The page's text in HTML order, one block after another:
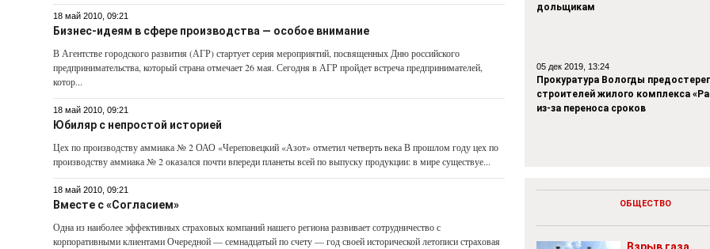
18 май 2010, 09:21
Бизнес-­идеям в сфере производства — особое внимание
В Агентстве городского развития (АГР) стартует серия мероприятий, посвященных Дню российского
предпринимательства, который страна отмечает 26 мая. Сегодня в АГР пройдет встреча предпринимателей,
котор...
18 май 2010, 09:21
Юбиляр с непростой историей
Цех по производству аммиака № 2 ОАО «Череповецкий «Азот» отметил четверть века В прошлом году цех по
производству аммиака № 2 оказался почти впереди планеты всей по выпуску продукции: в мире существуе...
18 май 2010, 09:21
Вместе с «Согласием»
Одна из наиболее эффективных страховых компаний нашего региона развивает сотрудничество с
корпоративными клиентами Очередной — семнадцатый по счету — год своей историче­ской летописи страховая
дольщикам
05 дек 2019, 13:24
Прокуратура Вологды
строителей жилого комплекса
из-за переноса сроков
ОБЩЕСТВО